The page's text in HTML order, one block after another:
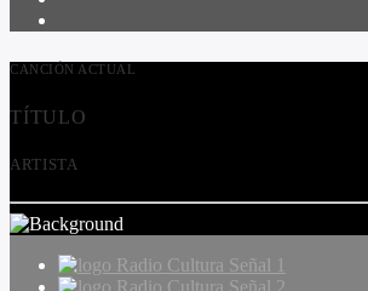
CANCIÓN ACTUAL
TÍTULO
ARTISTA
Radio Cultura Señal 1